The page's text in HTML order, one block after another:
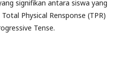
signifikan antara siswa yang
Physical Rensponse (TPR)
Tense.